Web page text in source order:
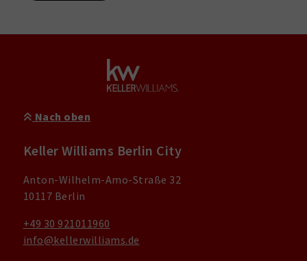
Nach oben
Keller Williams Berlin City
Anton-Wilhelm-Amo-Straße 32
10117 Berlin
+49 30 921011960
info@kellerwilliams.de